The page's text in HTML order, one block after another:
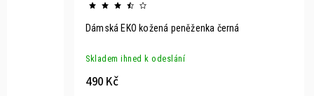
Dámská EKO kožená peněženka černá
Skladem ihned k odeslání
490 Kč